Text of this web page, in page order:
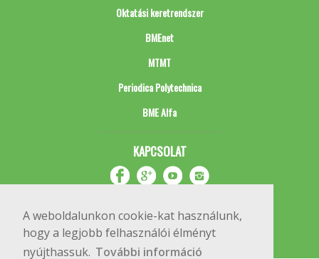
A weboldalunkon cookie-kat használunk,
hogy a legjobb felhasználói élményt
nyújthassuk. További információ
Oktatási keretrendszer
BMEnet
MTMT
Periodica Polytechnica
BME Alfa
KAPCSOLAT